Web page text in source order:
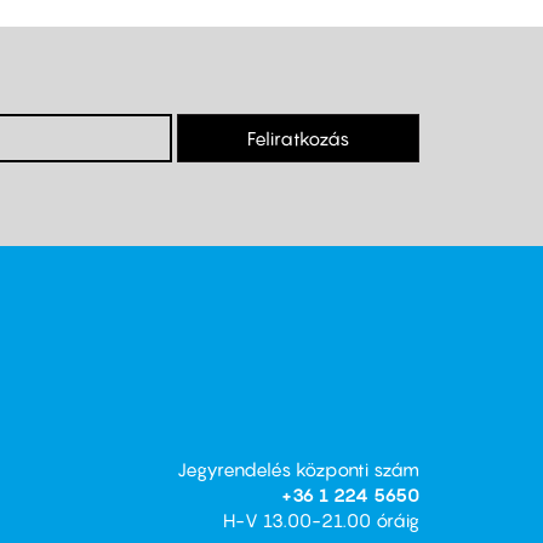
Feliratkozás
Jegyrendelés központi szám
+36 1 224 5650
H-V 13.00-21.00 óráig